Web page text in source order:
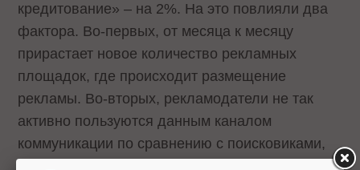
кредитование» – на 2%. На это повлияли два
фактора. Во-первых, от месяца к месяцу
прирастает новое количество рекламных
площадок, где происходит размещение
рекламы. Во-вторых, рекламодатели не так
активно пользуются данным каналом
коммуникации по сравнению с поисковиками,